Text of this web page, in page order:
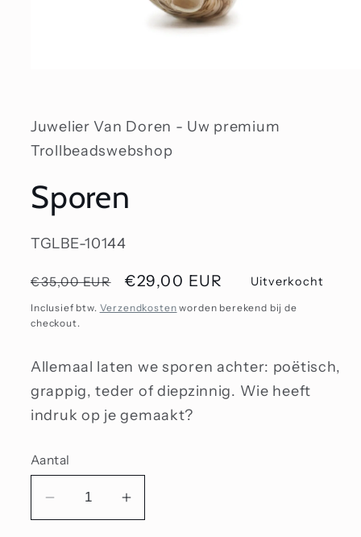
modaal
Juwelier Van Doren - Uw premium
Trollbeadswebshop
Sporen
SKU:
TGLBE-10144
Normale
prijs
€35,00 EUR Aanbiedingsprijs
€29,00 EUR Uitverkocht
Inclusief btw. Verzendkosten worden berekend bij de
checkout.
Allemaal laten we sporen achter: poëtisch,
grappig, teder of diepzinnig. Wie heeft
indruk op je gemaakt?
Aantal
Aantal
Aantal